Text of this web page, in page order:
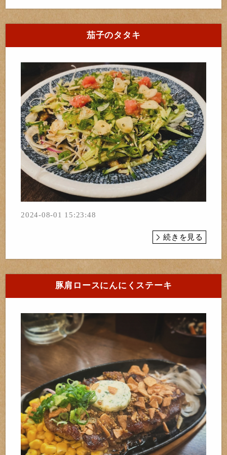
茄子のタタキ
2024-08-01 15:23:48
続きを見る
豚肩ロースにんにくステーキ